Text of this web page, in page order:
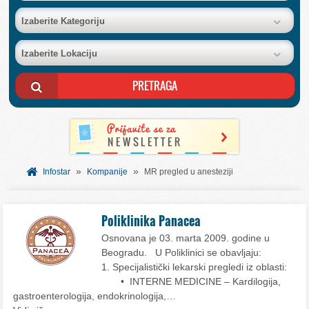
BAZA FIRMI
POSLOVNI OGLASI
AKCIJE I KATALOZI
BESPLATNI VAUČERI
SVET INFORMACIJA
Izaberite Kategoriju
Izaberite Lokaciju
Infostar » Kompanije » MR pregled u anesteziji
Poliklinika Panacea
Osnovana je 03. marta 2009. godine u
Beogradu. U Poliklinici se obavljaju:
1. Specijalistički lekarski pregledi iz oblasti:
• INTERNE MEDICINE – Kardilogija,
gastroenterologija, endokrinologija,…